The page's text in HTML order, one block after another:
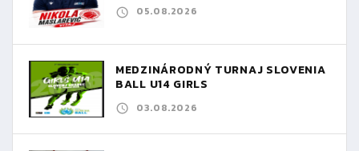
05.08.2026
MEDZINÁRODNÝ TURNAJ SLOVENIA
BALL U14 GIRLS
03.08.2026